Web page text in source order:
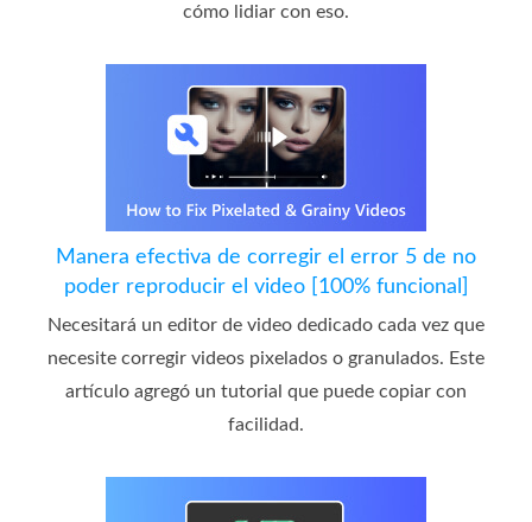
cómo lidiar con eso.
Manera efectiva de corregir el error 5 de no
poder reproducir el video [100% funcional]
Necesitará un editor de video dedicado cada vez que
necesite corregir videos pixelados o granulados. Este
artículo agregó un tutorial que puede copiar con
facilidad.